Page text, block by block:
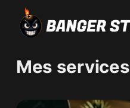
Mes services